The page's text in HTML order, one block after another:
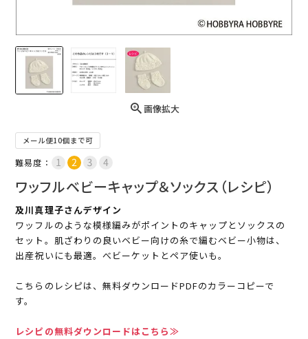
画像拡大
メール便10個まで可
難易度：
ワッフルベビーキャップ＆ソックス（レシピ）
及川真理子さんデザイン
ワッフルのような模様編みがポイントのキャップとソックスの
セット。肌ざわりの良いベビー向けの糸で編むベビー小物は、
出産祝いにも最適。べビーケットとペア使いも。
こちらのレシピは、無料ダウンロードPDFのカラーコピーで
す。
レシピの無料ダウンロードはこちら≫